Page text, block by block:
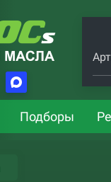
Подборы